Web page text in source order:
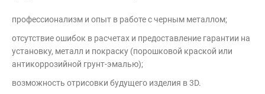
профессионализм и опыт в работе с черным металлом;
отсутствие ошибок в расчетах и предоставление гарантии на
установку, металл и покраску (порошковой краской или
антикоррозийной грунт-эмалью);
возможность отрисовки будущего изделия в 3D.